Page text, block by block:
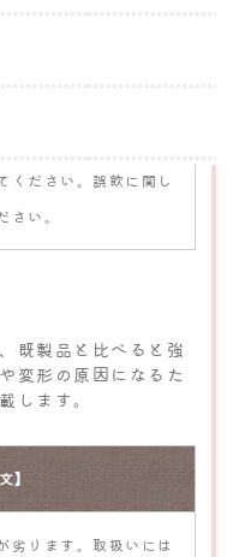
があるため、使用し
ください。誤飲に関し
い。
既製品と比べると強
変形の原因になるた
します。
】
劣ります。取扱いには